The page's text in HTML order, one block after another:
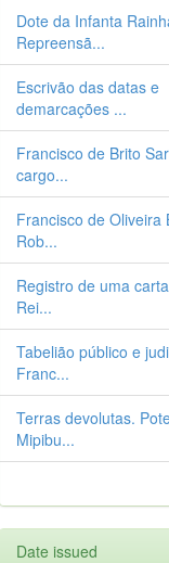
Dote da Infanta
Repreensã...
Escrivão das datas e
demarcações ...
Francisco de Brito
cargo...
Francisco de Oliveira
Rob...
Registro de uma
Rei...
Tabelião público e
Franc...
Terras devolutas.
Mipibu...
Date issued